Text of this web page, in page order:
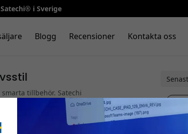
i Sverige
Blogg Recensioner Kontakta oss
tillbehör. Satechi
upplevelse och öka